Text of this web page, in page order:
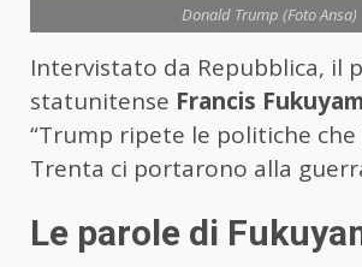
Donald Trump (Foto Ansa)
Intervistato da Repubblica, il
statunitense Francis
“Trump ripete le politiche
Trenta ci portarono alla
Le parole di